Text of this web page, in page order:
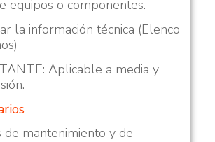
equipos o componentes.
la información técnica (Elenco
Aplicable a media y
de mantenimiento y de